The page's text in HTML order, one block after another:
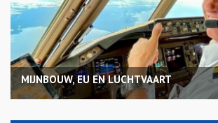
MIJNBOUW, EU EN LUCHTVAART